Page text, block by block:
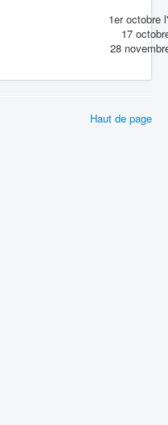
1er octobre
17
28
Haut de page